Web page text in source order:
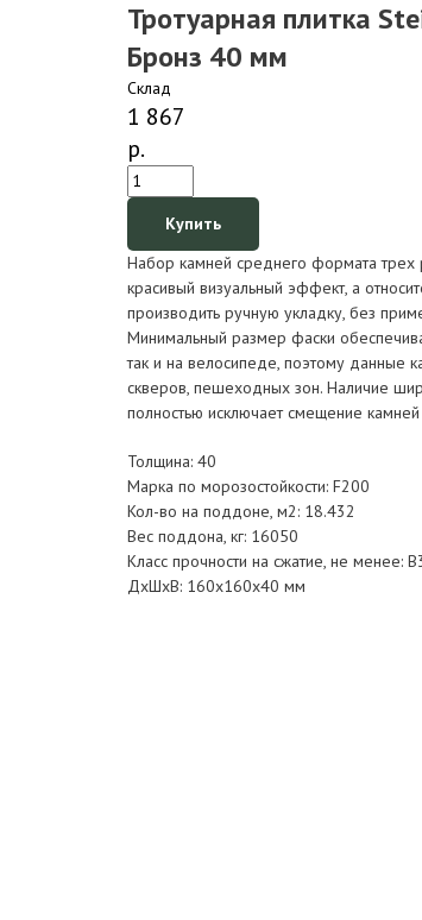
Тротуарная плитка
Бронз 40 мм
Склад
1 867
р.
Купить
Набор камней среднего формата
красивый визуальный эффект, а
производить ручную укладку, без
Минимальный размер фаски
так и на велосипеде, поэтому данные
скверов, пешеходных зон. Наличие
полностью исключает смещение камней
Толщина: 40
Марка по морозостойкости: F200
Кол-во на поддоне, м2: 18.432
Вес поддона, кг: 16050
Класс прочности на сжатие, не менее:
ДxШxВ: 160x160x40 мм